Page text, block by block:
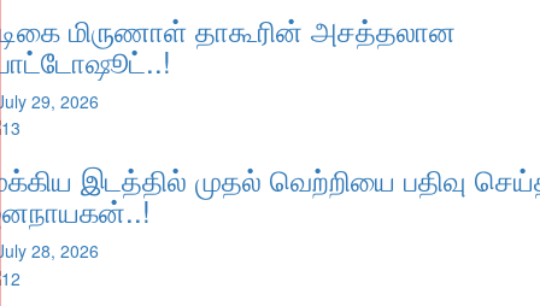
மிருணாள் தாகூரின் அசத்தலான
29, 2026
இடத்தில் முதல் வெற்றியை பதிவு
28, 2026